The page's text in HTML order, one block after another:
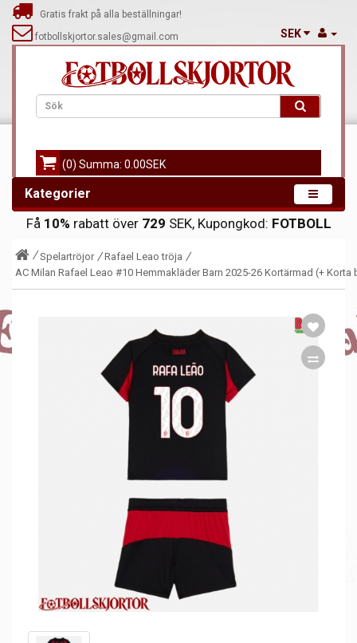
Gratis frakt på alla beställningar!
fotbollskjortor.sales@gmail.com
SEK
(0) Summa: 0.00SEK
Kategorier
Få 10% rabatt över 729 SEK, Kupongkod: FOTBOLL
Spelartröjor
Rafael Leao tröja
AC Milan Rafael Leao #10 Hemmakläder Barn 2025-26 Kortärmad (+ Korta